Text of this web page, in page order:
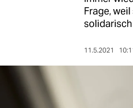
verlag
veranstaltungen
Frage,
solidarisch
11.5.2021